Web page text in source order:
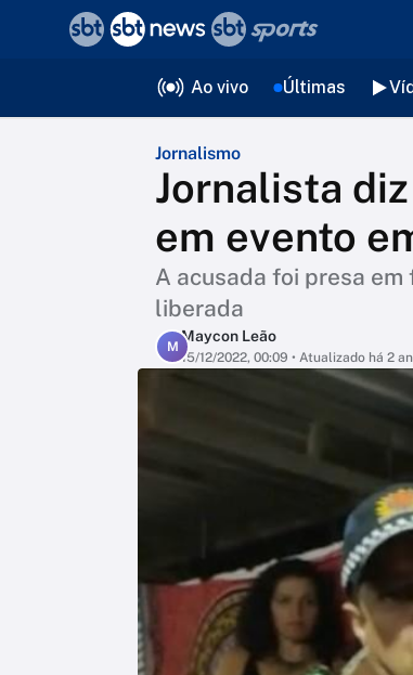
Ao vivo Últimas
Jornalismo
Jornalista
em evento
A acusada foi presa
liberada
M
Maycon Leão
15/12/2022, 00:09 • Atualizado há 2
voltar
Editorias